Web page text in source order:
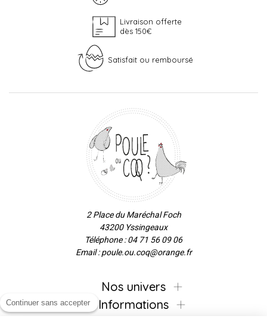
Livraison offerte
dès 150€
Satisfait ou remboursé
2 Place du Maréchal Foch
43200 Yssingeaux
Téléphone : 04 71 56 09 06
Email : poule.ou.coq@orange.fr
Nos univers
Informations
Continuer sans accepter